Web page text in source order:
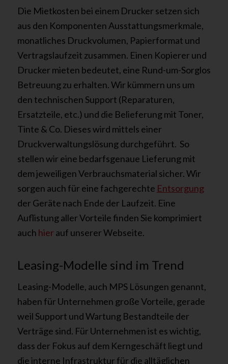
Die Mietkosten bei einem Drucker setzen sich
aus den Komponenten Ausstattungsmerkmale,
monatliches Druckvolumen, Papierformat und
Vertragslaufzeit zusammen. Einen Kopierer und
Drucker mieten bedeutet, eine Rund-um-Sorglos
Betreuung zu erhalten. Wir kümmern uns um
den technischen Support (Reparaturen,
Ersatzteile, etc.) und die Belieferung mit Toner,
Tinte & Co. Dieses wird mittels einer
Druckverwaltungslösung durchgeführt. So
stellen wir eine bedarfsgenaue Lieferung mit
dem jeweiligen Verbrauchsmaterial sicher. Wir
sorgen auch für eine fachgerechte Entsorgung
der Geräte nach Ende der Laufzeit. Eine
Auflistung aller Vorteile finden Sie komprimiert
auch hierauf unserer Webseite.
Leasing-Modelle sind im Trend
Leasing-Modelle, auch MPS Lösungen genannt,
haben für Unternehmen große Vorteile, gerade
weil Support und Wartung Bestandteile der
Verträge sind. Für Unternehmen ist es wichtig,
dass der Fokus auf dem Kerngeschäft liegt und
die interne Infrastruktur für die alltäglichen